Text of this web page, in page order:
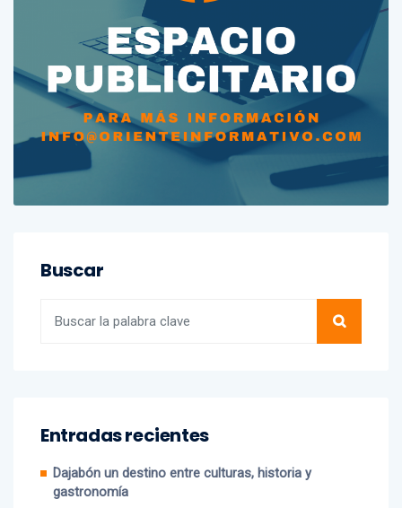
Dajabón un destino entre culturas, historia y